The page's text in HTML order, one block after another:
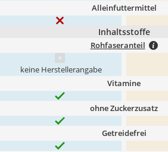
Alleinfuttermittel
Inhaltsstoffe
Rohfaseranteil
keine Herstellerangabe
Vitamine
ohne Zuckerzusatz
Getreidefrei